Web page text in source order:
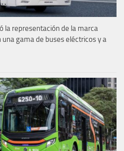
la representación de la marca
gama de buses eléctricos y a